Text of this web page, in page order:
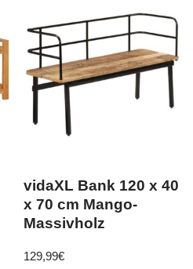
vidaXL Bank 120 x 40
x 70 cm Mango-
Massivholz
129,99€